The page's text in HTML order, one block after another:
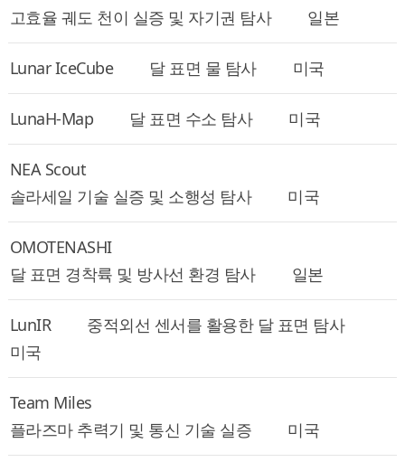
고효율 궤도 천이 실증 및 자기권 탐사
일본
Lunar IceCube 달 표면 물 탐사 미국
LunaH-Map 달 표면 수소 탐사 미국
NEA Scout
솔라세일 기술 실증 및 소행성 탐사
미국
OMOTENASHI
달 표면 경착륙 및 방사선 환경 탐사
일본
LunIR
중적외선 센서를 활용한 달 표면 탐사
미국
Team Miles
플라즈마 추력기 및 통신 기술 실증
미국